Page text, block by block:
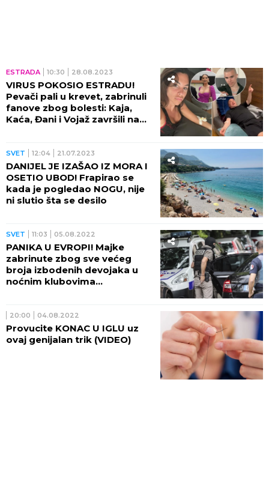
ESTRADA 10:30 28.08.2023
VIRUS POKOSIO ESTRADU!
Pevači pali u krevet, zabrinuli
fanove zbog bolesti: Kaja,
Kaća, Đani i Vojaž završili na
SVET 12:04 21.07.2023
DANIJEL JE IZAŠAO IZ MORA I
OSETIO UBOD! Frapirao se
kada je pogledao NOGU, nije
ni slutio šta se desilo
SVET 11:03 05.08.2022
PANIKA U EVROPI! Majke
zabrinute zbog sve većeg
broja izbodenih devojaka u
noćnim klubovima
20:00 04.08.2022
Provucite KONAC U IGLU uz
ovaj genijalan trik (VIDEO)